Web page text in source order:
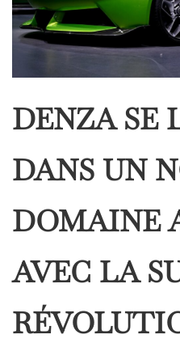
DENZA SE
DANS UN
DOMAINE
AVEC LA